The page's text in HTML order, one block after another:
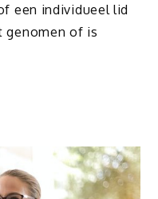
een individueel lid
genomen of is